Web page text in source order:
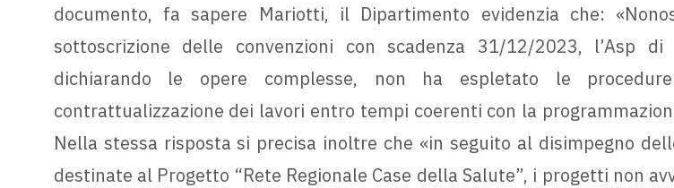
documento, fa sapere Mariotti, il Dipartimento evidenzia che:
sottoscrizione delle convenzioni con scadenza 31/12/2023, l’Asp di
dichiarando le opere complesse, non ha espletato le
contrattualizzazione dei lavori entro tempi coerenti con la
Nella stessa risposta si precisa inoltre che «in seguito al disimpegno
destinate al Progetto “Rete Regionale Case della Salute”, i progetti non